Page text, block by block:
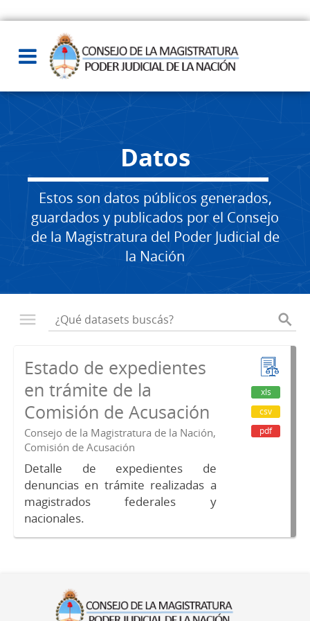
Datos
Estos son datos públicos generados,
guardados y publicados por el Consejo
de la Magistratura del Poder Judicial de
la Nación
Estado de expedientes
en trámite de la
Comisión de Acusación
Consejo de la Magistratura de la Nación,
Comisión de Acusación
Detalle de expedientes de
denuncias en trámite realizadas a
magistrados federales y
nacionales.
xls
csv
pdf